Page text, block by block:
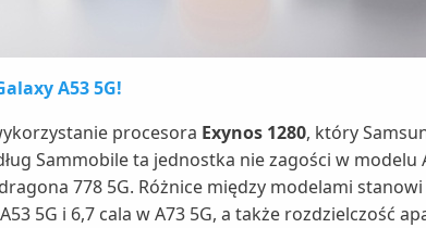
A53 5G!
procesora Exynos 1280, który
Sammobile ta jednostka nie zagości w modelu
778 5G. Różnice między modelami
5G i 6,7 cala w A73 5G, a także rozdzielczość